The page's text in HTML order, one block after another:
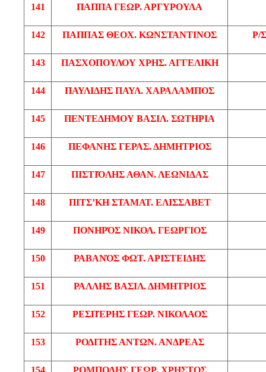
141 ΠΑΠΠΑ ΓΕΩΡ. ΑΡΓΥΡΟΥΛΑ
142 ΠΑΠΠΑΣ ΘΕΟΧ. ΚΩΝΣΤΑΝΤΙΝΟΣ Ρ/Σ
143 ΠΑΣΧΟΠΟΥΛΟΥ ΧΡΗΣ. ΑΓΓΕΛΙΚΗ
144 ΠΑΥΛΙΔΗΣ ΠΑΥΛ. ΧΑΡΑΛΑΜΠΟΣ
145 ΠΕΝΤΕΔΗΜΟΥ ΒΑΣΙΛ. ΣΩΤΗΡΙΑ
146 ΠΕΦΑΝΗΣΓΕΡΑΣ. ΔΗΜΗΤΡΙΟΣ
147 ΠΙΣΤΙΌΛΗΣ ΑΘΑΝ. ΛΕΩΝΙΔΑΣ
148 ΠΙΤΣ’ΚΗ ΣΤΑΜΑΤ. ΕΛΙΣΣΑΒΕΤ
149 ΠΟΝΗΡΌΣ ΝΙΚΟΛ. ΓΕΩΡΓΙΟΣ
150 ΡΑΒΑΝΌΣ ΦΩΤ. ΑΡΙΣΤΕΙΔΗΣ
151 ΡΑΛΛΗΣ ΒΑΣΙΛ. ΔΗΜΗΤΡΙΟΣ
152 ΡΕΣΠΈΡΗΣ ΓΕΩΡ. ΝΙΚΟΛΑΟΣ
153 ΡΟΔΙΤΗΣ ΑΝΤΩΝ. ΑΝΔΡΕΑΣ
154 ΡΟΜΠΟΛΗΣ ΓΕΩΡ. ΧΡΗΣΤΟΣ